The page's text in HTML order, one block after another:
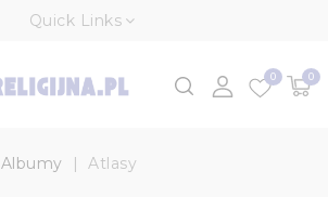
Quick Links
0
0
Albumy Atlasy